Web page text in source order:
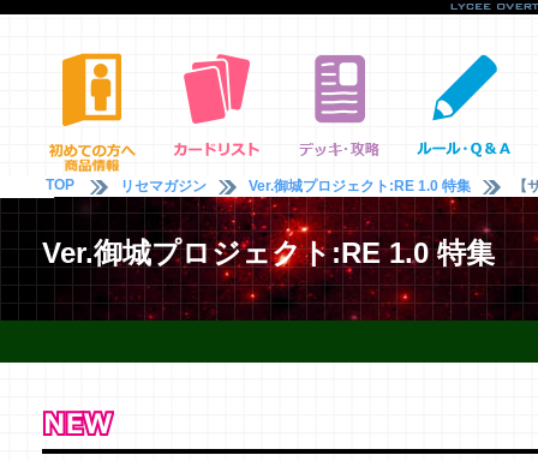
TOP リセマガジン Ver.御城プロジェクト:RE 1.0 特集 【
Ver.御城プロジェクト:RE 1.0 特集